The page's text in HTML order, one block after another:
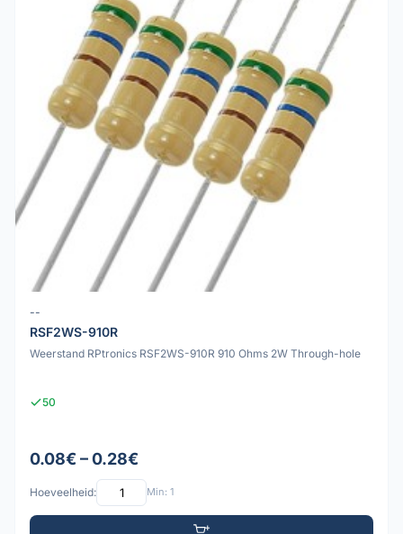
--
RSF2WS-910R
Weerstand RPtronics RSF2WS-910R 910 Ohms 2W Through-hole
50
0.08€ – 0.28€
Hoeveelheid: Min: 1